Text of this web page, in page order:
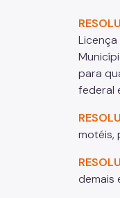
para
federal
motéis,
demais